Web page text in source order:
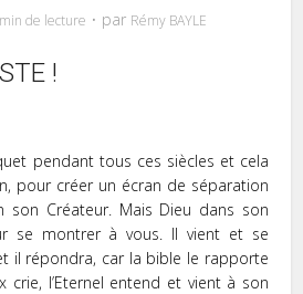
de lecture par Rémy BAYLE
!
pendant tous ces siècles et cela
pour créer un écran de séparation
son Créateur. Mais Dieu dans son
se montrer à vous. Il vient et se
il répondra, car la bible le rapporte
crie, l’Eternel entend et vient à son